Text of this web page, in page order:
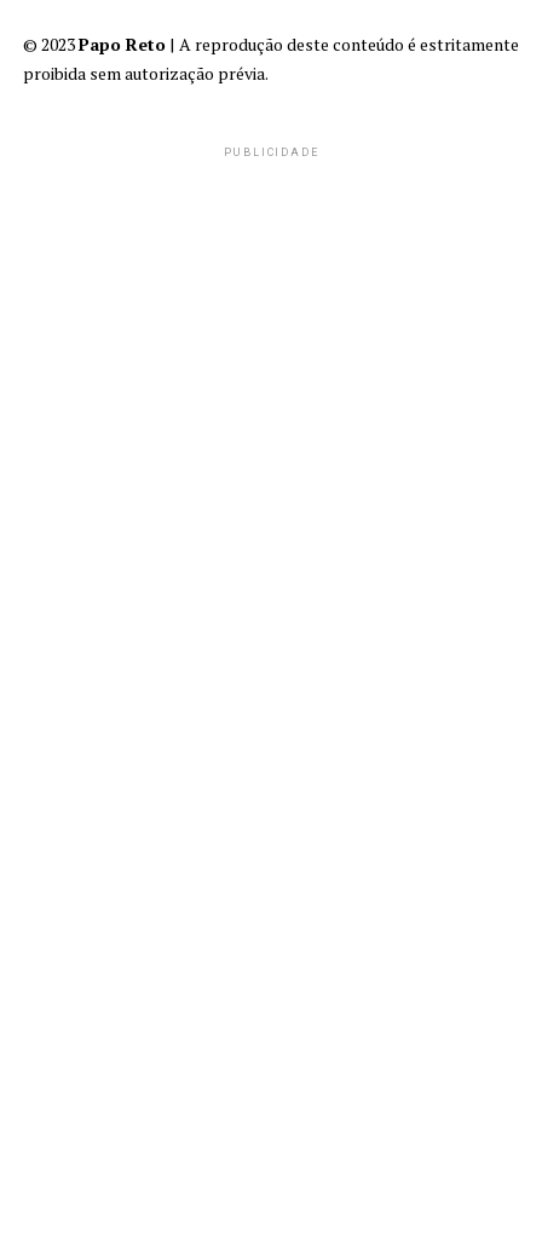
© 2023Papo Reto | A reprodução deste conteúdo é estritamente
proibida sem autorização prévia.
PUBLICIDADE